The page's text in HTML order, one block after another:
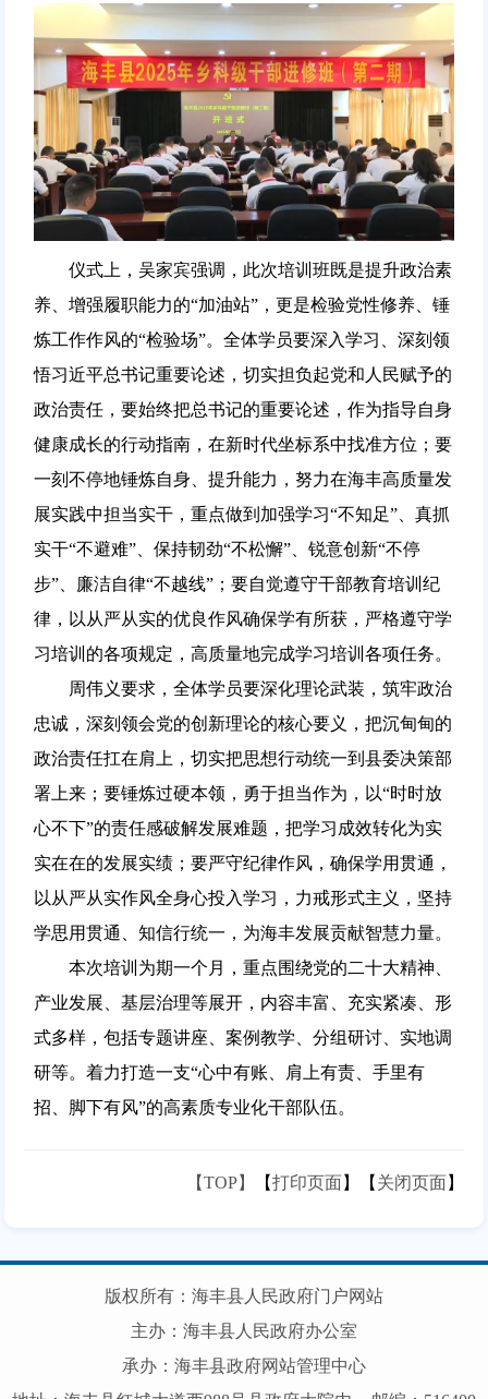
仪式上，吴家宾强调，此次培训班既是提升政治素
养、增强履职能力的“加油站”，更是检验党性修养、锤
炼工作作风的“检验场”。全体学员要深入学习、深刻领
悟习近平总书记重要论述，切实担负起党和人民赋予的
政治责任，要始终把总书记的重要论述，作为指导自身
健康成长的行动指南，在新时代坐标系中找准方位；要
一刻不停地锤炼自身、提升能力，努力在海丰高质量发
展实践中担当实干，重点做到加强学习“不知足”、真抓
实干“不避难”、保持韧劲“不松懈”、锐意创新“不停
步”、廉洁自律“不越线”；要自觉遵守干部教育培训纪
律，以从严从实的优良作风确保学有所获，严格遵守学
习培训的各项规定，高质量地完成学习培训各项任务。
周伟义要求，全体学员要深化理论武装，筑牢政治
忠诚，深刻领会党的创新理论的核心要义，把沉甸甸的
政治责任扛在肩上，切实把思想行动统一到县委决策部
署上来；要锤炼过硬本领，勇于担当作为，以“时时放
心不下”的责任感破解发展难题，把学习成效转化为实
实在在的发展实绩；要严守纪律作风，确保学用贯通，
以从严从实作风全身心投入学习，力戒形式主义，坚持
学思用贯通、知信行统一，为海丰发展贡献智慧力量。
本次培训为期一个月，重点围绕党的二十大精神、
产业发展、基层治理等展开，内容丰富、充实紧凑、形
式多样，包括专题讲座、案例教学、分组研讨、实地调
研等。着力打造一支“心中有账、肩上有责、手里有
招、脚下有风”的高素质专业化干部队伍。
【TOP】 【打印页面】【 关闭页面】
版权所有：海丰县人民政府门户网站
主办：海丰县人民政府办公室
承办：海丰县政府网站管理中心